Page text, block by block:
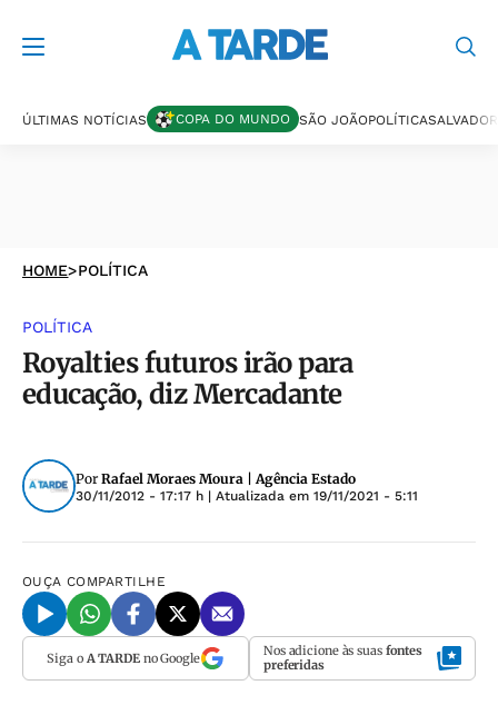
ÚLTIMAS NOTÍCIAS COPA DO MUNDO SÃO JOÃOPOLÍTICASALVADOR
HOME>POLÍTICA
POLÍTICA
Royalties futuros irão para
educação, diz Mercadante
Por Rafael Moraes Moura | Agência Estado
30/11/2012 - 17:17 h | Atualizada em 19/11/2021 - 5:11
OUÇA COMPARTILHE
Siga o A TARDEno Google Nos adicione às suas fontes
preferidas